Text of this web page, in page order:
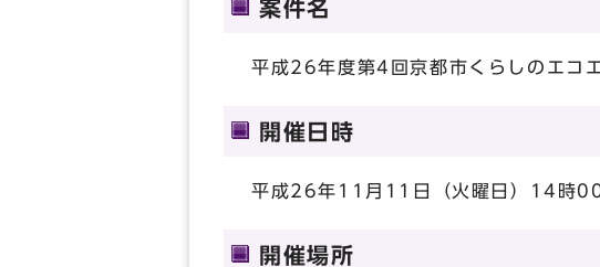
案件名
平成26年度第4回京都市くらしのエコ
開催日時
平成26年11月11日（火曜日）14時
開催場所